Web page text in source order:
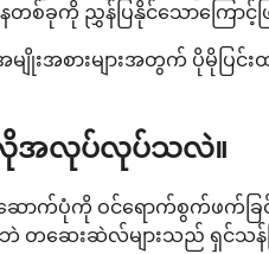
ခုကို ညွှန်ပြနိုင်သောကြောင့်
းအစားများအတွက် ပိုမိုပြင်
ယ်လိုအလုပ်လုပ်သလဲ။
ည်ဆောက်ပုံကို ဝင်ရောက်စွက်
ေးဆဲလ်များသည် ရှင်သန်ပြီ